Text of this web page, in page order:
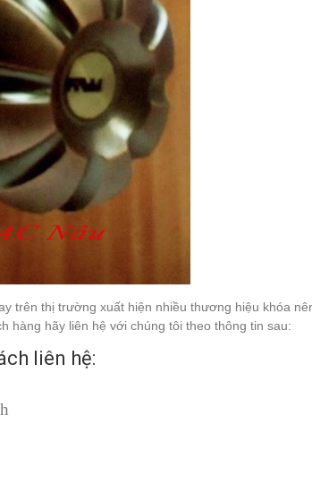
trên thị trường xuất hiện nhiều thương hiệu khóa
hàng hãy liên hệ với chúng tôi theo thông tin sau:
liên hệ: